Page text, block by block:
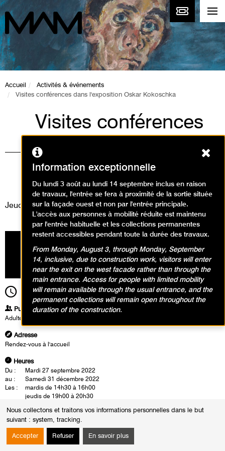
Nous collectons et traitons vos informations personnelles dans le but
suivant : system, tracking.
Accepter Refuser En savoir plus
Accueil
Activités & événements
Visites conférences dans l'exposition Oskar Kokoschka
Visites conférences
dans l'exposition
Oskar Kokoschka
Visites
Jeudi 29 décembre 2022
19h00 Durée1h30
Publics
Adultes
Adresse
Rendez-vous à l'accueil
Heures
Du :
Mardi 27 septembre 2022
au :
Samedi 31 décembre 2022
Les :
mardis de 14h30 à 16h00
jeudis de 19h00 à 20h30
Les visites-conférences se déroulent en présence d’un médiateur du
Cette rencontre est également l’occasion d’un échange autour des
Information exceptionnelle
Du lundi 3 août au lundi 14 septembre inclus en raison
de travaux, l'entrée se fera à proximité de la sortie située
sur la façade ouest et non par l'entrée principale.
L'accès aux personnes à mobilité réduite est maintenu
par l'entrée habituelle et les collections permanentes
restent accessibles pendant toute la durée des travaux.
From Monday, August 3, through Monday, September
14, inclusive, due to construction work, visitors will enter
near the exit on the west facade rather than through the
main entrance. Access for people with limited mobility
will remain available through the usual entrance, and the
permanent collections will remain open throughout the
duration of the construction.